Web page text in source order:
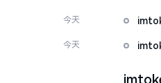
今天
今天